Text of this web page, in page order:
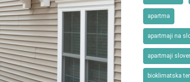
apartma
apartmaji na
apartmaji
bioklimatska